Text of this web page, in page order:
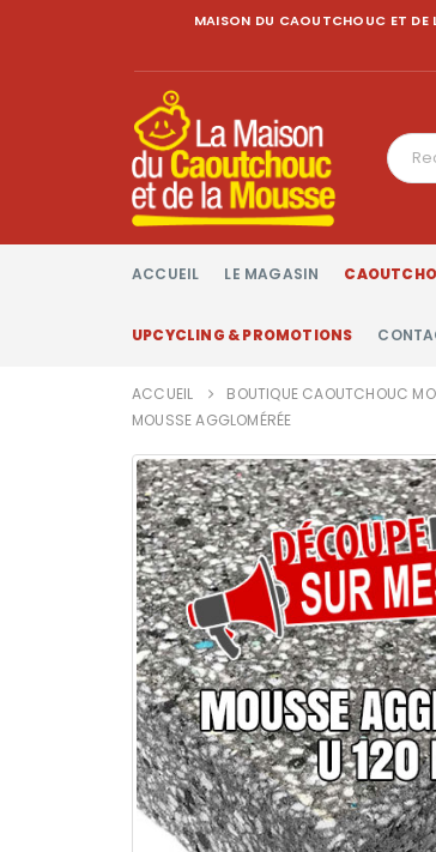
MAISON DU CAOUTCHOUC ET DE
ACCUEIL LE MAGASIN
UPCYCLING & PROMOTIONS
ACCUEIL BOUTIQUE CAOUTCHOUC
MOUSSE AGGLOMÉRÉE